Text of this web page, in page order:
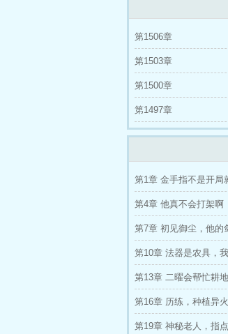
第1506章
第1503章
第1500章
第1497章
第1章 金手指不是开局
第4章 他真不会打架啊
第7章 初见御尘，他的
第10章 法器是农具，
第13章 二曜会帮忙耕地
第16章 历练，种植异火
第19章 神秘老人，指点